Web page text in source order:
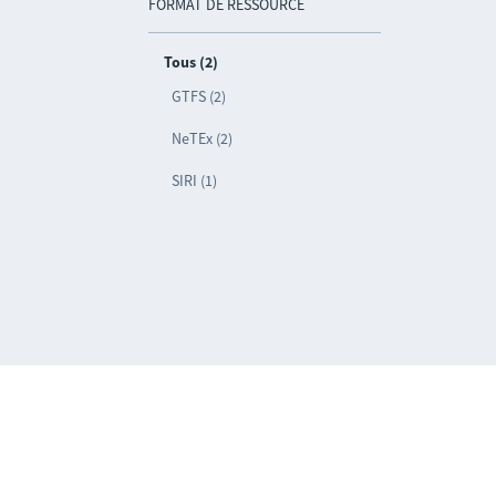
FORMAT DE RESSOURCE
Tous (2)
GTFS (2)
NeTEx (2)
SIRI (1)